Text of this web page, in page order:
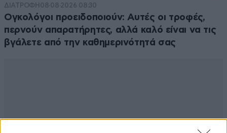
ΔΙΑΤΡΟΦΗ 08·08·2026 08:30
Ογκολόγοι προειδοποιούν: Αυτές οι τροφές,
περνούν απαρατήρητες, αλλά καλό είναι να τις
βγάλετε από την καθημερινότητά σας